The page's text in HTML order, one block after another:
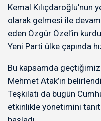
Kemal Kılıçdaroğlu’nun
olarak gelmesi ile
eden Özgür Özel’in
Yeni Parti ülke çapında
Bu kapsamda
Mehmet Atak’ın
Teşkilatı da bugün
etkinlikle yönetimini